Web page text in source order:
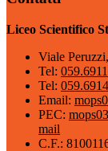
Liceo Scientifico
Viale
Tel:
Tel:
Email:
PEC:
mail
C.F.: